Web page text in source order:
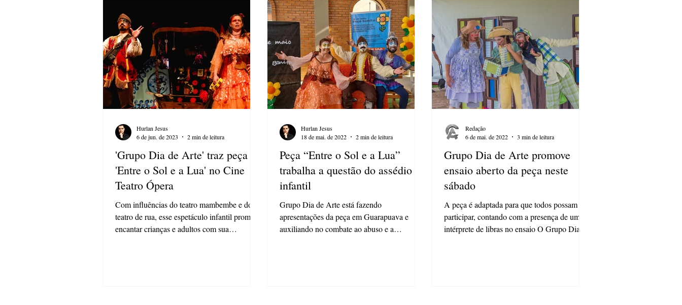
'Grupo Dia de Arte' traz peça
'Entre o Sol e a Lua' no Cine
Teatro Ópera
Com influências do teatro mambembe e do
teatro de rua, esse espetáculo infantil promete
encantar crianças e adultos com sua
Hurlan Jesus
6 de jun. de 2023
2 min de leitura
Peça “Entre o Sol e a Lua”
trabalha a questão do assédio
infantil
Grupo Dia de Arte está fazendo
apresentações da peça em Guarapuava e
auxiliando no combate ao abuso e a
Hurlan Jesus
18 de mai. de 2022
2 min de leitura
Grupo Dia de Arte promove
ensaio aberto da peça neste
sábado
A peça é adaptada para que todos possam
participar, contando com a presença de um
intérprete de libras no ensaio O Grupo Dia de
Redação
6 de mai. de 2022
3 min de leitura